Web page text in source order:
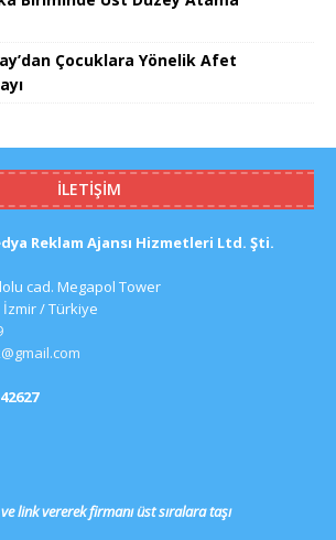
Çocuklara Yönelik Afet
İLETIŞIM
Reklam Ajansı Hizmetleri Ltd. Şti.
cad. Megapol Tower
İzmir / Türkiye
ve link vererek firmanı üst sıralara taşı